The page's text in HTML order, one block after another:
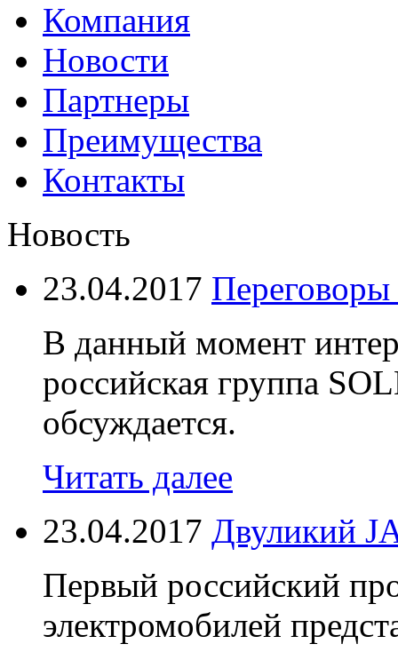
Компания
Новости
Партнеры
Преимущества
Контакты
Новость
23.04.2017
В данный момент
российская группа
обсуждается.
Читать далее
23.04.2017 Двуликий
Первый российский
электромобилей